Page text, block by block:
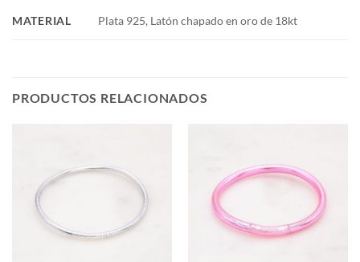
MATERIAL Plata 925, Latón chapado en oro de 18kt
PRODUCTOS RELACIONADOS